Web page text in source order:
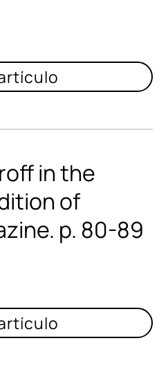
in the
of
p. 80-89